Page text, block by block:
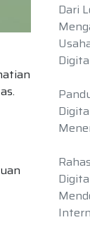
Dari